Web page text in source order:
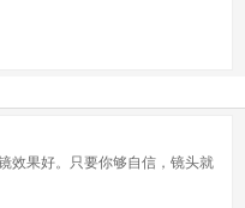
效果好。只要你够自信，镜头就